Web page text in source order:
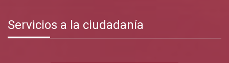
Servicios a la ciudadanía